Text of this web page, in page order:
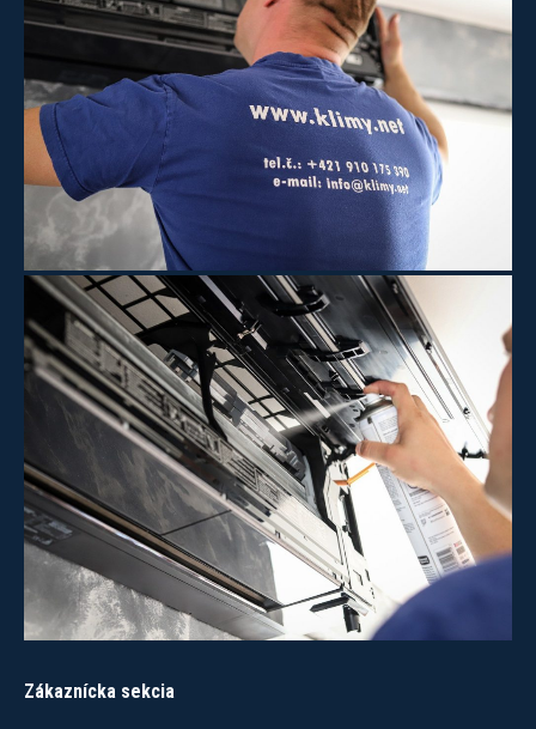
Zákaznícka sekcia